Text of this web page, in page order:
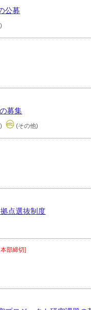
公募
募集
(その他)
点選抜制度
部締切]